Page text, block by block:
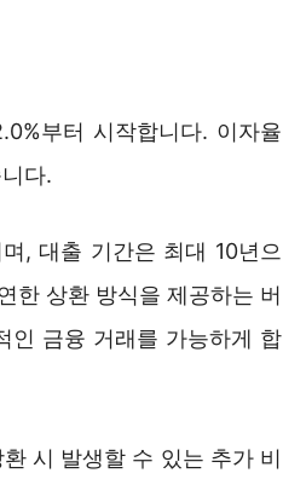
부터 시작합니다. 이자율
다.
, 대출 기간은 최대 10년으
한 상환 방식을 제공하는 버
인 금융 거래를 가능하게 합
시 발생할 수 있는 추가 비